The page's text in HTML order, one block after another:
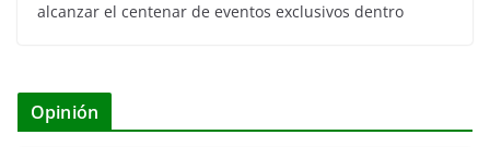
alcanzar el centenar de eventos exclusivos dentro
Opinión